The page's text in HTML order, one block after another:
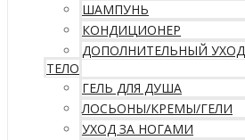
ШАМПУНЬ
КОНДИЦИОНЕР
ДОПОЛНИТЕЛЬНЫЙ УХОД
ТЕЛО
ГЕЛЬ ДЛЯ ДУША
ЛОСЬОНЫ/КРЕМЫ/ГЕЛИ
УХОД ЗА НОГАМИ